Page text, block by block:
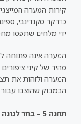
קירות המערה
כדרקר סקנדינבי,
ידי מלחים שתפסו
המערה אינה פתוחה
מהיר של קיני
המערה ולזהות את
הבמבוק שהוצבו עבור
תחנה 5 – בחר לגונה